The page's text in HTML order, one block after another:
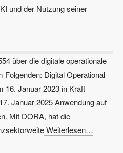
und der Nutzung seiner
über die digitale operationale
Digital Operational
16. Januar 2023 in Kraft
Januar 2025 Anwendung auf
Mit DORA, hat die
Weiterlesen…